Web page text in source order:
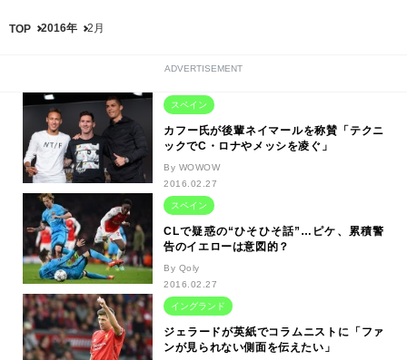
TOP 2016年 2月
ADVERTISEMENT
スペイン
カフー氏が後輩ネイマールを称賛「テクニ
ックでC・ロナやメッシを凌ぐ」
By WOWOW
2016.02.27
スペイン
CLで疑惑の“ひそひそ話”…ピケ、累積警
告のイエローは意図的？
By Qoly
2016.02.27
イングランド
ジェラードが英紙でコラムニストに「ファ
ンが見られない側面を伝えたい」